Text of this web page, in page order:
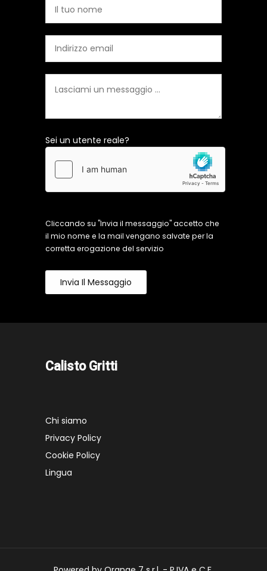
Sei un utente reale?
Cliccando su "Invia il messaggio" accetto che
il mio nome e la mail vengano salvate per la
corretta erogazione del servizio
Invia Il Messaggio
Calisto Gritti
Chi siamo
Privacy Policy
Cookie Policy
Lingua